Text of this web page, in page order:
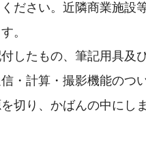
ださい。近隣商業施設
。
したもの、筆記用具及
・計算・撮影機能のつ
切り、かばんの中にし